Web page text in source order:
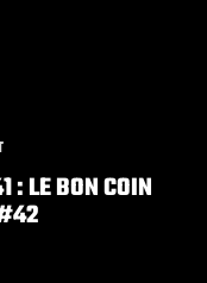
: LE BON COIN